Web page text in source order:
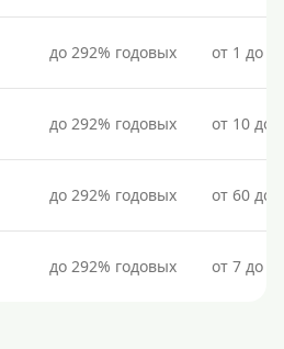
до 292% годовых от 1 до
до 292% годовых от 10 до
до 292% годовых от 60 до
до 292% годовых от 7 до